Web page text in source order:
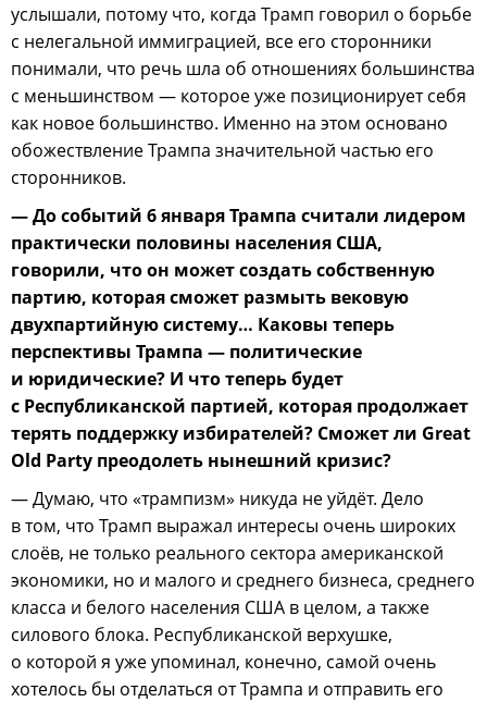
услышали, потому что, когда Трамп говорил о борьбе
с нелегальной иммиграцией, все его сторонники
понимали, что речь шла об отношениях большинства
с меньшинством — которое уже позиционирует себя
как новое большинство. Именно на этом основано
обожествление Трампа значительной частью его
сторонников.
— До событий 6 января Трампа считали лидером
практически половины населения США,
говорили, что он может создать собственную
партию, которая сможет размыть вековую
двухпартийную систему… Каковы теперь
перспективы Трампа — политические
и юридические? И что теперь будет
с Республиканской партией, которая продолжает
терять поддержку избирателей? Сможет ли Great
Old Party преодолеть нынешний кризис?
— Думаю, что «трампизм» никуда не уйдёт. Дело
в том, что Трамп выражал интересы очень широких
слоёв, не только реального сектора американской
экономики, но и малого и среднего бизнеса, среднего
класса и белого населения США в целом, а также
силового блока. Республиканской верхушке,
о которой я уже упоминал, конечно, самой очень
хотелось бы отделаться от Трампа и отправить его